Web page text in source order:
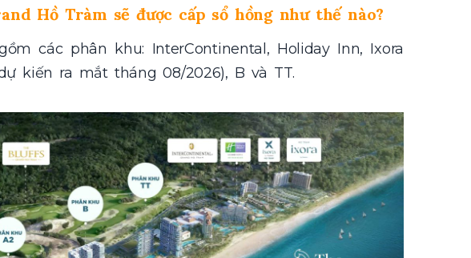
Hồ Tràm sẽ được cấp sổ hồng như thế nào?
các phân khu: InterContinental, Holiday Inn, Ixora
kiến ra mắt tháng 08/2026), B và TT.